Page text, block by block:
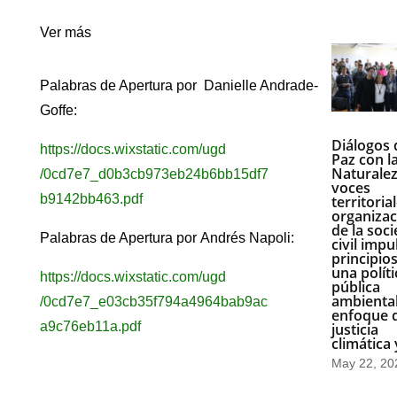
Ver más
Palabras de Apertura por Danielle Andrade-
Goffe:
https://docs.wixstatic.com/ugd
/0cd7e7_d0b3cb973eb24b6bb15df7
b9142bb463.pdf
Palabras de Apertura por Andrés Napoli:
https://docs.wixstatic.com/ugd
/0cd7e7_e03cb35f794a4964bab9ac
a9c76eb11a.pdf
Diálogos
Paz con
voces
de la
civil
una
pública
enfoque
justicia
climática
May 22,